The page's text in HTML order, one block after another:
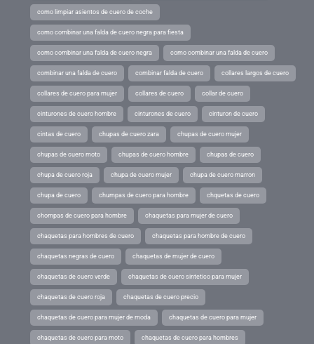
como limpiar asientos de cuero de coche
como combinar una falda de cuero negra para fiesta
como combinar una falda de cuero negra como combinar una falda de cuero
combinar una falda de cuero combinar falda de cuero collares largos de cuero
collares de cuero para mujer collares de cuero collar de cuero
cinturones de cuero hombre cinturones de cuero cinturon de cuero
cintas de cuero chupas de cuero zara chupas de cuero mujer
chupas de cuero moto chupas de cuero hombre chupas de cuero
chupa de cuero roja chupa de cuero mujer chupa de cuero marron
chupa de cuero chumpas de cuero para hombre chquetas de cuero
chompas de cuero para hombre chaquetas para mujer de cuero
chaquetas para hombres de cuero chaquetas para hombre de cuero
chaquetas negras de cuero chaquetas de mujer de cuero
chaquetas de cuero verde chaquetas de cuero sintetico para mujer
chaquetas de cuero roja chaquetas de cuero precio
chaquetas de cuero para mujer de moda chaquetas de cuero para mujer
chaquetas de cuero para moto chaquetas de cuero para hombres